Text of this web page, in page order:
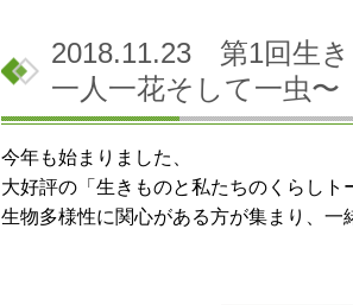
2018.11.23 第1回生
一人一花そして一虫〜
今年も始まりました、
大好評の「生きものと私たちのくらしト
生物多様性に関心がある方が集まり、一